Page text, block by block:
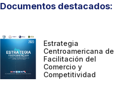
Documentos destacados:
Estrategia
Centroamericana de
Facilitación del
Comercio y
Competitividad